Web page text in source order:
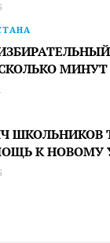
МИНУТ
ШКОЛЬНИКОВ
К НОВОМУ